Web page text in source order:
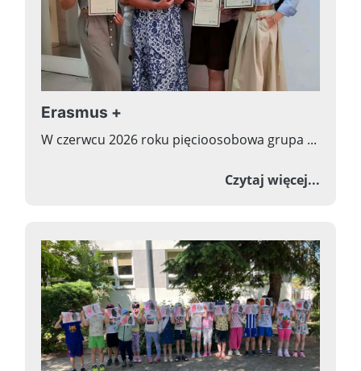
Erasmus +
W czerwcu 2026 roku pięcioosobowa grupa ...
Czytaj więcej...o